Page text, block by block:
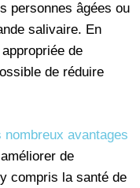
personnes âgées ou
salivaire. En
de
de réduire
nombreux avantages
de
compris la santé de